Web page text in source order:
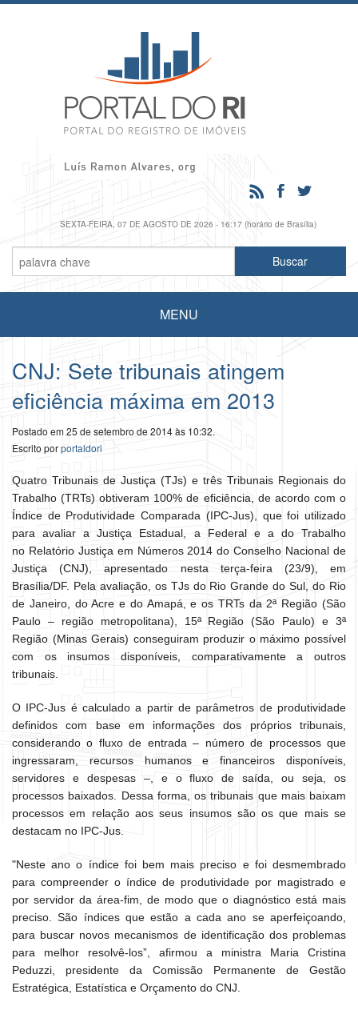
SEXTA-FEIRA, 07 DE AGOSTO DE 2026 - 16:17 (horário de Brasília)
MENU
CNJ: Sete tribunais atingem
eficiência máxima em 2013
Postado em 25 de setembro de 2014 às 10:32.
Escrito porportaldori
Quatro Tribunais de Justiça (TJs) e três Tribunais Regionais do
Trabalho (TRTs) obtiveram 100% de eficiência, de acordo com o
Índice de Produtividade Comparada (IPC-Jus), que foi utilizado
para avaliar a Justiça Estadual, a Federal e a do Trabalho
no Relatório Justiça em Números 2014 do Conselho Nacional de
Justiça (CNJ), apresentado nesta terça-feira (23/9), em
Brasília/DF. Pela avaliação, os TJs do Rio Grande do Sul, do Rio
de Janeiro, do Acre e do Amapá, e os TRTs da 2ª Região (São
Paulo – região metropolitana), 15ª Região (São Paulo) e 3ª
Região (Minas Gerais) conseguiram produzir o máximo possível
com os insumos disponíveis, comparativamente a outros
tribunais.
O IPC-Jus é calculado a partir de parâmetros de produtividade
definidos com base em informações dos próprios tribunais,
considerando o fluxo de entrada – número de processos que
ingressaram, recursos humanos e financeiros disponíveis,
servidores e despesas –, e o fluxo de saída, ou seja, os
processos baixados. Dessa forma, os tribunais que mais baixam
processos em relação aos seus insumos são os que mais se
destacam no IPC-Jus.
"Neste ano o índice foi bem mais preciso e foi desmembrado
para compreender o índice de produtividade por magistrado e
por servidor da área-fim, de modo que o diagnóstico está mais
preciso. São índices que estão a cada ano se aperfeiçoando,
para buscar novos mecanismos de identificação dos problemas
para melhor resolvê-los”, afirmou a ministra Maria Cristina
Peduzzi, presidente da Comissão Permanente de Gestão
Estratégica, Estatística e Orçamento do CNJ.